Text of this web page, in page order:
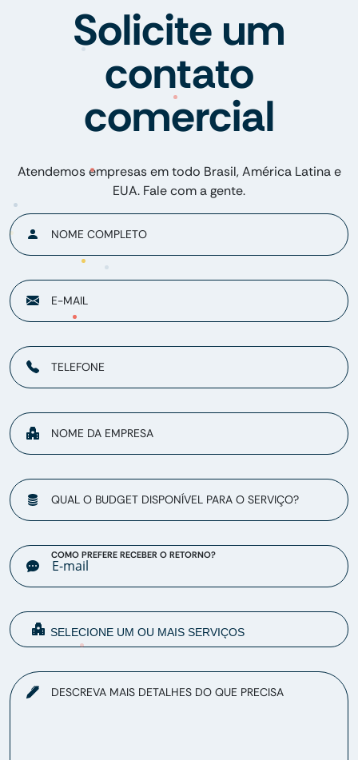
Solicite um
contato
comercial
Atendemos empresas em todo Brasil, América Latina e
EUA. Fale com a gente.
NOME COMPLETO
E-MAIL
TELEFONE
NOME DA EMPRESA
QUAL O BUDGET DISPONÍVEL PARA O SERVIÇO?
COMO PREFERE RECEBER O RETORNO?
DESCREVA MAIS DETALHES DO QUE PRECISA